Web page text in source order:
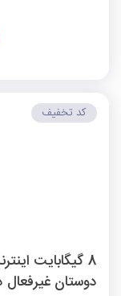
8 گیگابایت
دوستان
کد تخفیف